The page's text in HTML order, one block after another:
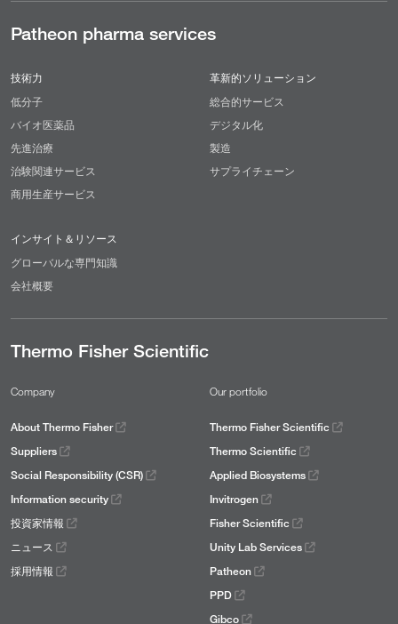
Patheon pharma services
技術力
低分子
バイオ医薬品
先進治療
治験関連サービス
商用生産サービス
革新的ソリューション
総合的サービス
デジタル化
製造
サプライチェーン
インサイト＆リソース
グローバルな専門知識
会社概要
Thermo Fisher Scientific
Company
About Thermo Fisher
Suppliers
Social Responsibility (CSR)
Information security
投資家情報
ニュース
採用情報
Our portfolio
Thermo Fisher Scientific
Thermo Scientific
Applied Biosystems
Invitrogen
Fisher Scientific
Unity Lab Services
Patheon
PPD
Gibco